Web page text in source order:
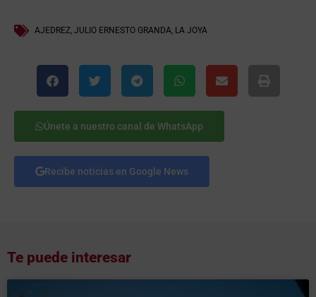
AJEDREZ, JULIO ERNESTO GRANDA, LA JOYA
Únete a nuestro canal de WhatsApp
Recibe noticias en Google News
Te puede interesar